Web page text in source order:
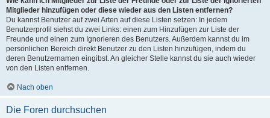
Mitglieder hinzufügen oder diese wieder aus den Listen entfernen?
Du kannst Benutzer auf zwei Arten auf diese Listen setzen: In jedem
Benutzerprofil siehst du zwei Links: einen zum Hinzufügen zur Liste der
Freunde und einen zum Ignorieren des Benutzers. Außerdem kannst du im
persönlichen Bereich direkt Benutzer zu den Listen hinzufügen, indem du
deren Benutzernamen eingibst. An gleicher Stelle kannst du sie auch wieder
von den Listen entfernen.
Nach oben
Die Foren durchsuchen